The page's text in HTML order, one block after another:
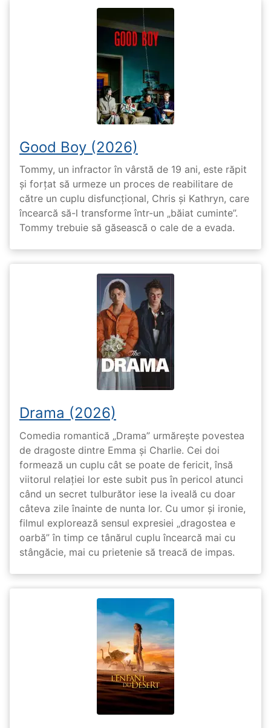
Good Boy (2026)
Tommy, un infractor în vârstă de 19 ani, este răpit
și forțat să urmeze un proces de reabilitare de
către un cuplu disfuncțional, Chris și Kathryn, care
încearcă să-l transforme într-un „băiat cuminte”.
Tommy trebuie să găsească o cale de a evada.
Drama (2026)
Comedia romantică „Drama” urmărește povestea
de dragoste dintre Emma și Charlie. Cei doi
formează un cuplu cât se poate de fericit, însă
viitorul relației lor este subit pus în pericol atunci
când un secret tulburător iese la iveală cu doar
câteva zile înainte de nunta lor. Cu umor și ironie,
filmul explorează sensul expresiei „dragostea e
oarbă” în timp ce tânărul cuplu încearcă mai cu
stângăcie, mai cu prietenie să treacă de impas.